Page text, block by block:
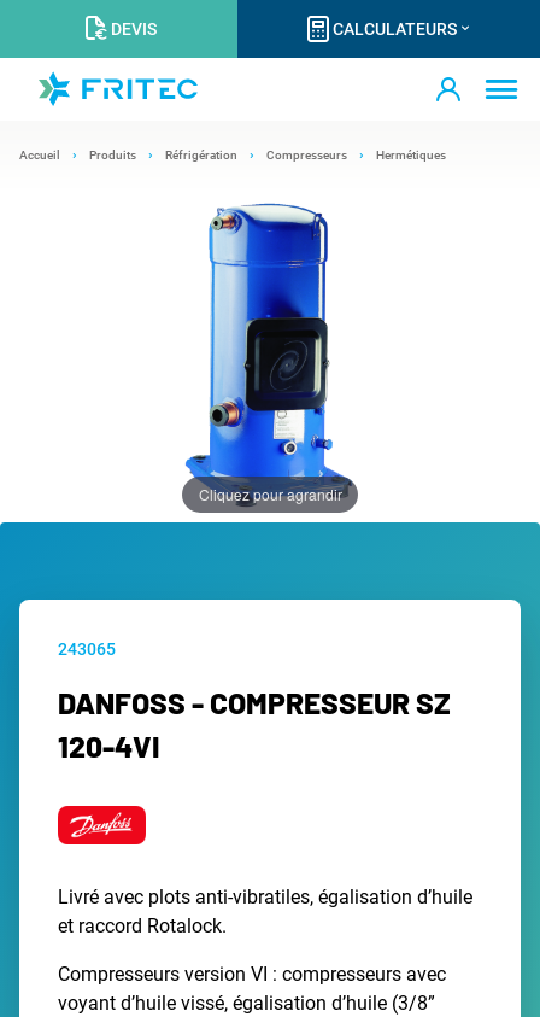
DEVIS CALCULATEURS
Accueil Produits Réfrigération Compresseurs Hermétiques
Cliquez pour agrandir
243065
DANFOSS - COMPRESSEUR SZ
120-4VI
Livré avec plots anti-vibratiles, égalisation d’huile
et raccord Rotalock.
Compresseurs version VI : compresseurs avec
voyant d’huile vissé, égalisation d’huile (3/8”